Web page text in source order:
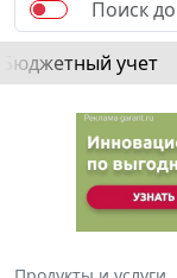
Бюджетный учет